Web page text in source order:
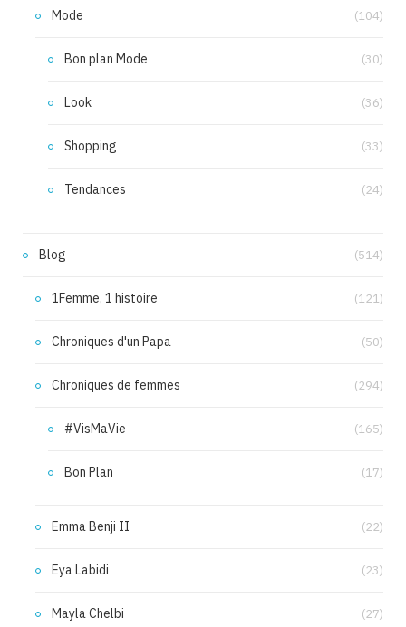
Mode (104)
Bon plan Mode (30)
Look (36)
Shopping (33)
Tendances (24)
Blog (514)
1Femme, 1 histoire (121)
Chroniques d'un Papa (50)
Chroniques de femmes (294)
#VisMaVie (165)
Bon Plan (17)
Emma Benji II (22)
Eya Labidi (23)
Mayla Chelbi (27)